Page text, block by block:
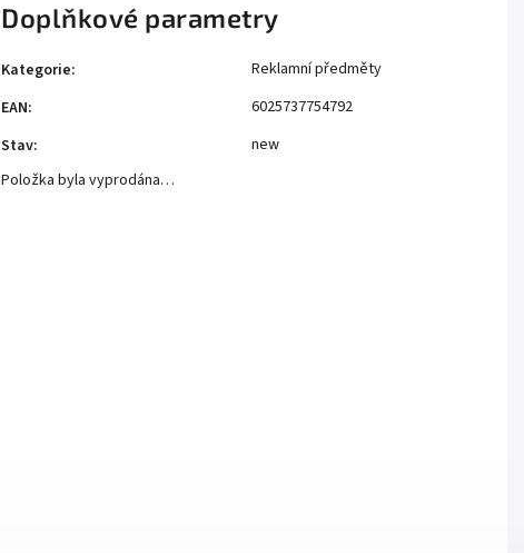
Doplňkové parametry
Kategorie:
Reklamní předměty
EAN:
6025737754792
Stav:
new
Položka byla vyprodána…